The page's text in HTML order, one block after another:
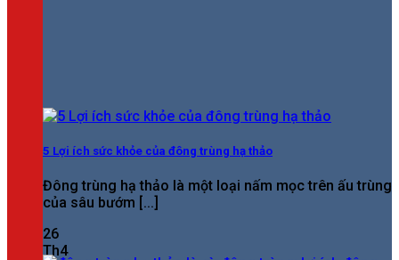
5 Lợi ích sức khỏe của đông trùng hạ thảo
Đông trùng hạ thảo là một loại nấm mọc trên ấu trùng
của sâu bướm [...]
26
Th4